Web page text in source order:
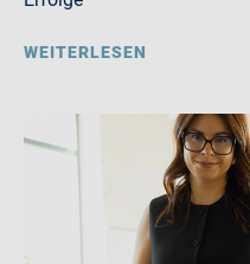
WEITERLESEN